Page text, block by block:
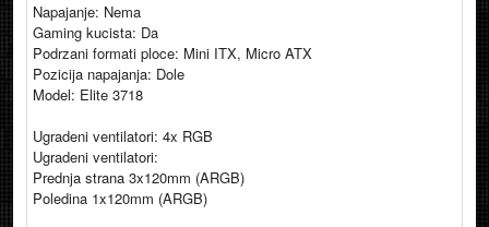
Napajanje: Nema
Gaming kucista: Da
Podrzani formati ploce: Mini ITX, Micro ATX
Pozicija napajanja: Dole
Model: Elite 3718
Ugradeni ventilatori: 4x RGB
Ugradeni ventilatori:
Prednja strana 3x120mm (ARGB)
Poledina 1x120mm (ARGB)